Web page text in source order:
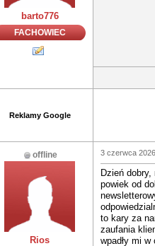
barto776
FACHOWIEC
Reklamy Google
offline
Rios
3 czerwca
Dzień
powiek od
to kary za
zaufania
wpadły mi w